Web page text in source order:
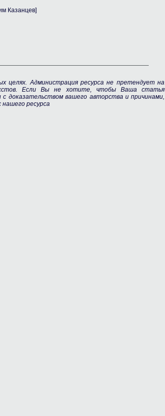
Казанцев]
целях. Администрация ресурса не претендует на
Если Вы не хотите, чтобы Ваша статья
доказательством вашего авторства и причинами,
ресурса